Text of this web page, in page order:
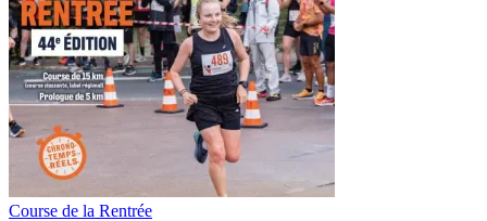
Course de la Rentrée